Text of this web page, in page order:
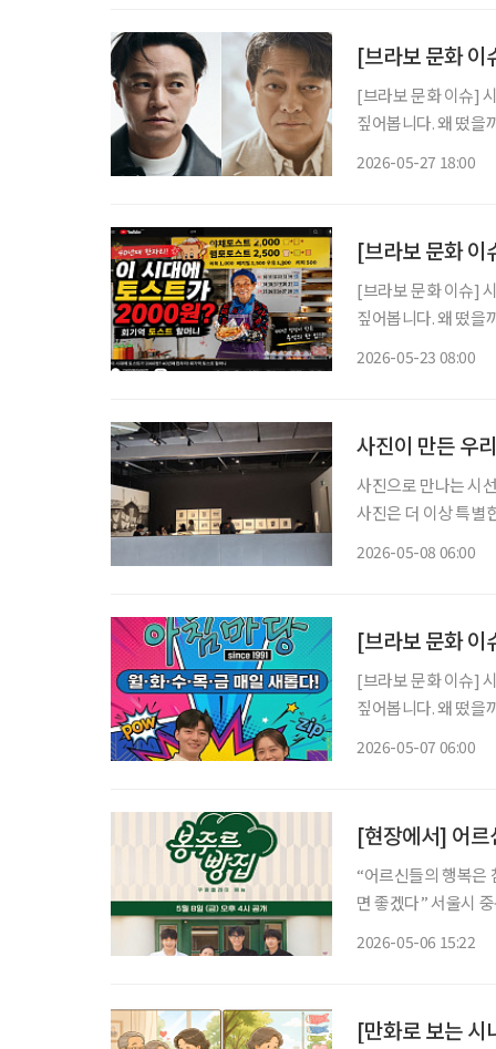
[브라보 문화 이
[브라보 문화 이슈]
짚어봅니다. 왜 떴을까? 최근 공연계에서는 묘한 장면이 펼쳐지고 있다. 러시아 극작가 안톤
2026-05-27 18:00
[브라보 문화 이
[브라보 문화 이슈]
짚어봅니다. 왜 떴을까? 요즘 유튜브를 보면 한국의 스트리트푸드(길거리 음식)를 조명한 콘
2026-05-23 08:00
사진이 만든 우
사진으로 만나는 시선 전시장에 들어서는 순간, 익숙한 이미지들이 낯선 질문으로 돌
사진은 더 이상 특별
2026-05-08 06:00
[브라보 문화 이
[브라보 문화 이슈]
짚어봅니다. 왜 떴을까? KBS 1TV 아침마당이 방송 35주년을 맞아 변화를 택했다. 변화하는
2026-05-07 06:00
[현장에서] 어르
“어르신들의 행복은
면 좋겠다” 서울시 중구 ‘커뮤니티하우스 마실’에서 쿠팡플레이 새 예능 프로그램 ‘봉주르빵
2026-05-06 15:22
[만화로 보는 시